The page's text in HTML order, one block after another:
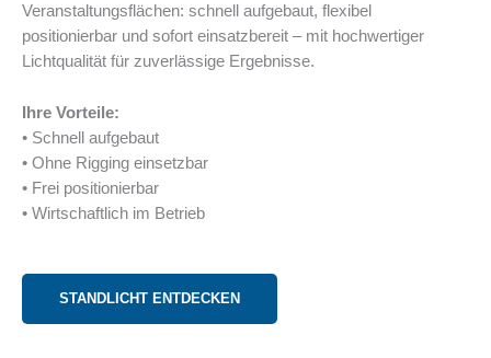
Veranstaltungsflächen: schnell aufgebaut, flexibel
positionierbar und sofort einsatzbereit – mit hochwertiger
Lichtqualität für zuverlässige Ergebnisse.
Ihre Vorteile:
• Schnell aufgebaut
• Ohne Rigging einsetzbar
• Frei positionierbar
• Wirtschaftlich im Betrieb
STANDLICHT ENTDECKEN